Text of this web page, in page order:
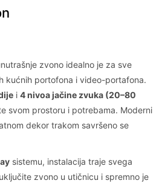
zvono idealno je za sve
kućnih portofona i video-portafona.
i 4 nivoa jačine zvuka (20–80
svom prostoru i potrebama. Moderni
dekor trakom savršeno se
sistemu, instalacija traje svega
zvono u utičnicu i spremno je